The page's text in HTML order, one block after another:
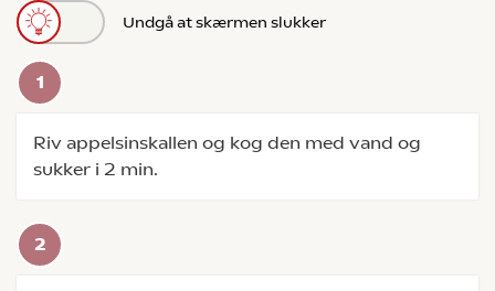
Undgå at skærmen slukker
Riv appelsinskallen og kog den med vand og
sukker i 2 min.